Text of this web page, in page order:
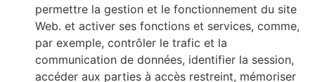
permettre la gestion et le fonctionnement du site
Web. et activer ses fonctions et services, comme,
par exemple, contrôler le trafic et la
communication de données, identifier la session,
accéder aux parties à accès restreint, mémoriser